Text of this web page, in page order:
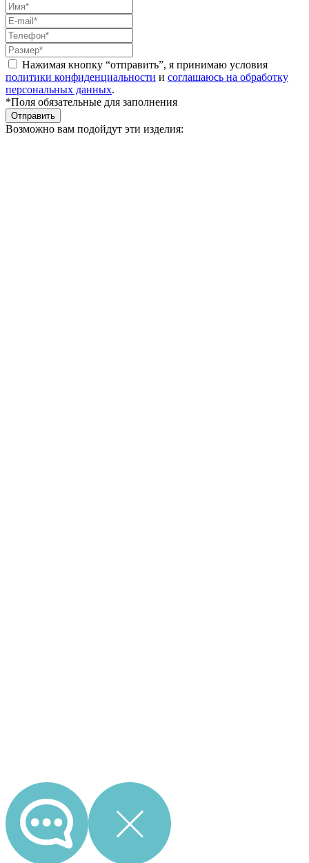
Нажимая кнопку “отправить”, я принимаю условия
политики конфиденциальности и соглашаюсь на обработку
персональных данных.
*Поля обязательные для заполнения
Отправить
Возможно вам подойдут эти изделия: